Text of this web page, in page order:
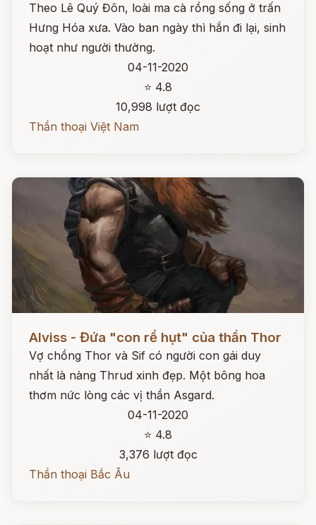
Theo Lê Quý Đôn, loài ma cà rồng sống ở trấn
Hưng Hóa xưa. Vào ban ngày thì hắn đi lại, sinh
hoạt như người thường.
04-11-2020
⭐ 4.8
10,998 lượt đọc
Thần thoại Việt Nam
Alviss - Đứa "con rể hụt" của thần Thor
Vợ chồng Thor và Sif có người con gái duy
nhất là nàng Thrud xinh đẹp. Một bông hoa
thơm nức lòng các vị thần Asgard.
04-11-2020
⭐ 4.8
3,376 lượt đọc
Thần thoại Bắc Âu